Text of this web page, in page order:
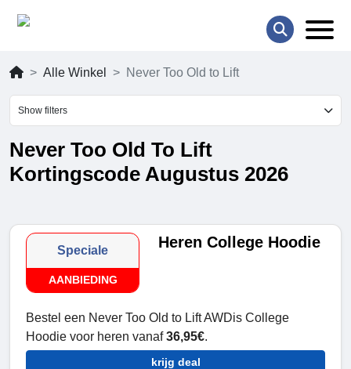
Alle Winkel Never Too Old to Lift
Show filters
Never Too Old To Lift
Kortingscode Augustus 2026
Speciale
AANBIEDING
Heren College Hoodie
Bestel een Never Too Old to Lift AWDis College
Hoodie voor heren vanaf36,95€.
krijg deal